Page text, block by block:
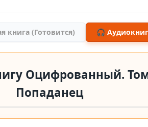
книга (Готовится) 🎧
Оцифрованный.
Попаданец